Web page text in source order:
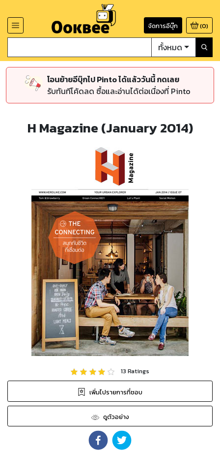
จัดการอีบุ๊ก (0)
ทั้งหมด
โอนย้ายอีบุ๊กไป Pinto ได้แล้ววันนี้ กดเลย
รับทันทีโค้ดลด ซื้อและอ่านได้ต่อเนื่องที่ Pinto
H Magazine (January 2014)
13 Ratings
เพิ่มไปรายการที่ชอบ
ดูตัวอย่าง